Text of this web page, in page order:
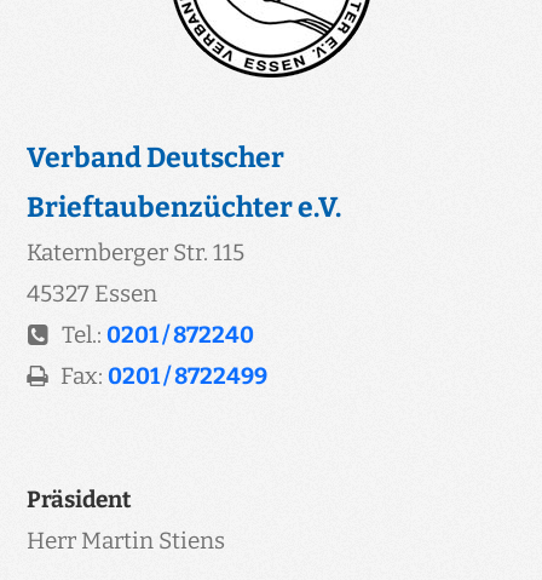
Verband Deutscher
Brieftaubenzüchter e.V.
Katernberger Str. 115
45327 Essen
Tel.:0201 / 872240
Fax:0201 / 8722499
Präsident
Herr Martin Stiens